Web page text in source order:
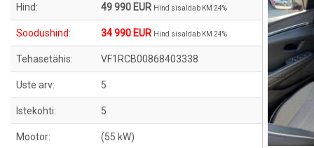
Hind: 49 990 EUR Hind sisaldab KM 24%
Soodushind: 34 990 EUR Hind sisaldab KM 24%
Tehasetähis: VF1RCB00868403338
Uste arv: 5
Istekohti: 5
Mootor: (55 kW)